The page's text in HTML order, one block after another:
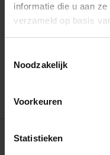
informatie die u aan
verzameld op basis
Noodzakelijk
Voorkeuren
Statistieken
Binnen 24 uur